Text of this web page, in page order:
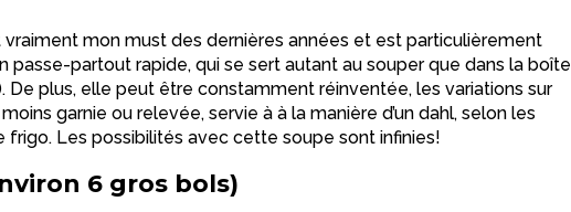
mon must des dernières années et est particulièrement
passe-partout rapide, qui se sert autant au souper que dans la boîte
De plus, elle peut être constamment réinventée, les variations sur
garnie ou relevée, servie à à la manière d’un dahl, selon les
Les possibilités avec cette soupe sont infinies!
6 gros bols)